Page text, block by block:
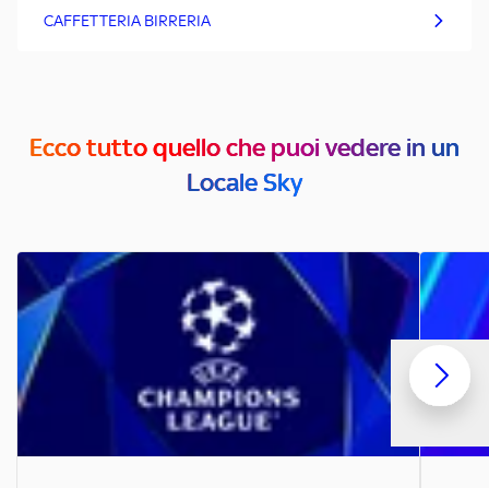
CAFFETTERIA BIRRERIA
Ecco tutto quello che puoi vedere in un
Locale Sky